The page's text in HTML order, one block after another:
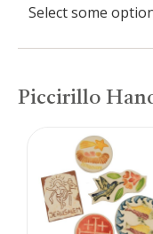
Select some
Piccirillo